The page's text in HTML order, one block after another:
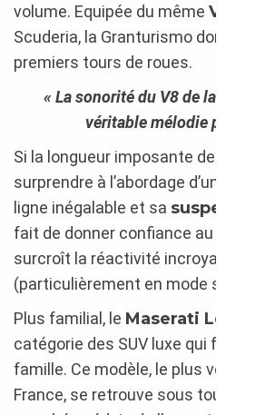
volume. Equipée du même V8
Scuderia, la Granturismo donne le
premiers tours de roues.
« La sonorité du V8 de la
véritable mélodie pour le
Si la longueur imposante de la
surprendre à l’abordage d’une
ligne inégalable et sa
fait de donner confiance au pilote
surcroît la réactivité incroyable de
(particulièrement en mode sport).
Plus familial, le Maserati Levante
catégorie des SUV luxe qui font la
famille. Ce modèle, le plus vendu
France, se retrouve sous toutes